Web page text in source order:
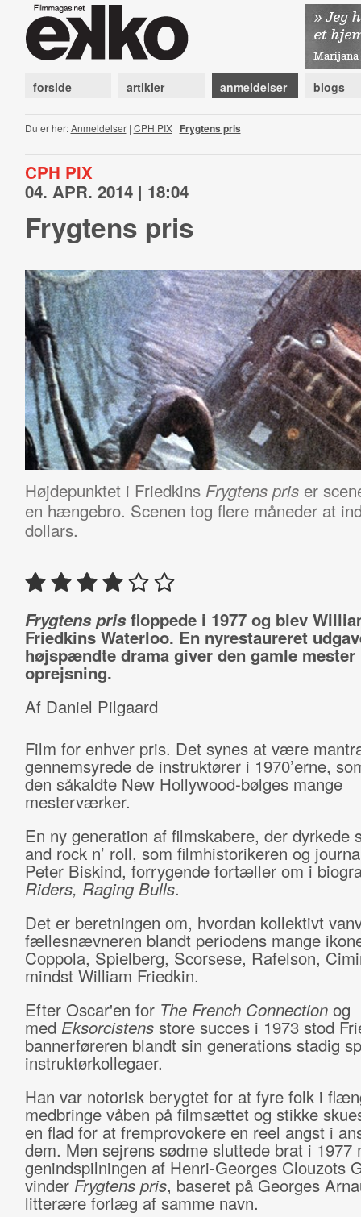
forside artikler anmeldelser blogs
Du er her:Anmeldelser| CPH PIX| Frygtens pris
CPH PIX
04. APR. 2014 | 18:04
Frygtens pris
Højdepunktet i Friedkins Frygtens pris er
en hængebro. Scenen tog flere måneder at
dollars.
Frygtens prisfloppede i 1977 og blev
Friedkins Waterloo. En nyrestaureret
højspændte drama giver den gamle mester
oprejsning.
Af Daniel Pilgaard
Film for enhver pris. Det synes at være
gennemsyrede de instruktører i 1970’erne,
den såkaldte New Hollywood-bølges mange
mesterværker.
En ny generation af filmskabere, der dyrkede
and rock n’ roll, som filmhistorikeren og
Peter Biskind, forrygende fortæller om i
Riders, Raging Bulls.
Det er beretningen om, hvordan kollektivt
fællesnævneren blandt periodens mange
Coppola, Spielberg, Scorsese, Rafelson,
mindst William Friedkin.
Efter Oscar'en for The French Connection og
med Eksorcistens store succes i 1973 stod
bannerføreren blandt sin generations stadig
instruktørkollegaer.
Han var notorisk berygtet for at fyre folk i
medbringe våben på filmsættet og stikke
en flad for at fremprovokere en reel angst i
dem. Men sejrens sødme sluttede brat i 1977
genindspilningen af Henri-Georges Clouzots
vinder Frygtens pris, baseret på Georges
litterære forlæg af samme navn.